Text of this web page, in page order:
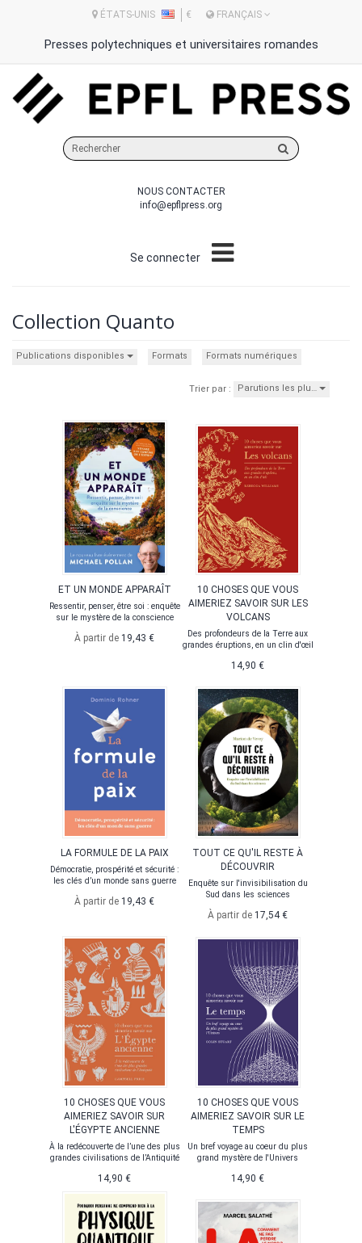
ÉTATS-UNIS € FRANÇAIS
Presses polytechniques et universitaires romandes
sur
site
NOUS CONTACTER
info@epflpress.org
Se connecter
Collection Quanto
Publications disponibles Formats Formats numériques
Trier par : Parutions les plu…
ET UN MONDE APPARAÎT
Ressentir, penser, être soi : enquête
sur le mystère de la conscience
À partir de 19,43 €
10 CHOSES QUE VOUS
AIMERIEZ SAVOIR SUR LES
VOLCANS
Des profondeurs de la Terre aux
grandes éruptions, en un clin d'œil
14,90 €
LA FORMULE DE LA PAIX
Démocratie, prospérité et sécurité :
les clés d’un monde sans guerre
À partir de 19,43 €
TOUT CE QU'IL RESTE À
DÉCOUVRIR
Enquête sur l'invisibilisation du
Sud dans les sciences
À partir de 17,54 €
10 CHOSES QUE VOUS
AIMERIEZ SAVOIR SUR
L'ÉGYPTE ANCIENNE
À la redécouverte de l’une des plus
grandes civilisations de l’Antiquité
14,90 €
10 CHOSES QUE VOUS
AIMERIEZ SAVOIR SUR LE
TEMPS
Un bref voyage au coeur du plus
grand mystère de l'Univers
14,90 €